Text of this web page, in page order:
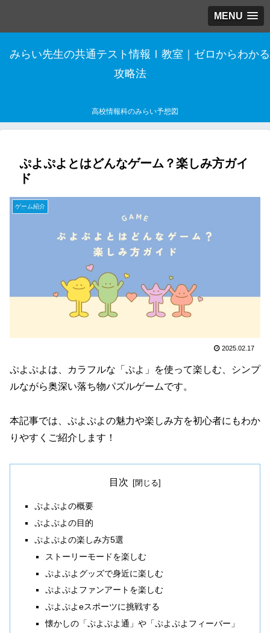
MENU
みらい先生の共通テスト情報Ⅰ教室｜ゼロからわかる
攻略法
高校情報科のみらい予想図
ぷよぷよとはどんなゲーム？楽しみ方ガイ
ド
ゲーム紹介
2025.02.17
ぷよぷよは、カラフルな「ぷよ」を使って楽しむ、シンプ
ルながら奥深い落ち物パズルゲームです。
本記事では、ぷよぷよの魅力や楽しみ方を初心者にもわか
りやすくご紹介します！
目次
ぷよぷよの概要
ぷよぷよの目的
ぷよぷよの楽しみ方5選
ストーリーモードを楽しむ
ぷよぷよグッズで身近に楽しむ
ぷよぷよファンアートを楽しむ
ぷよぷよeスポーツに挑戦する
懐かしの「ぷよぷよ通」や「ぷよぷよフィーバー」